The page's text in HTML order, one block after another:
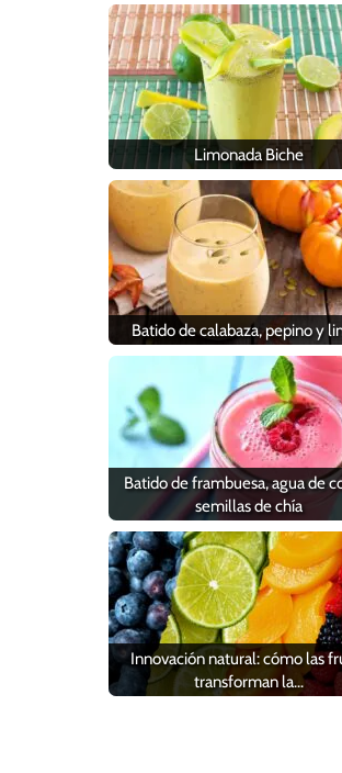
Limonada Biche
Batido de calabaza, pepino y
Batido de frambuesa, agua de
semillas de chía
Innovación natural: cómo las
transforman la…